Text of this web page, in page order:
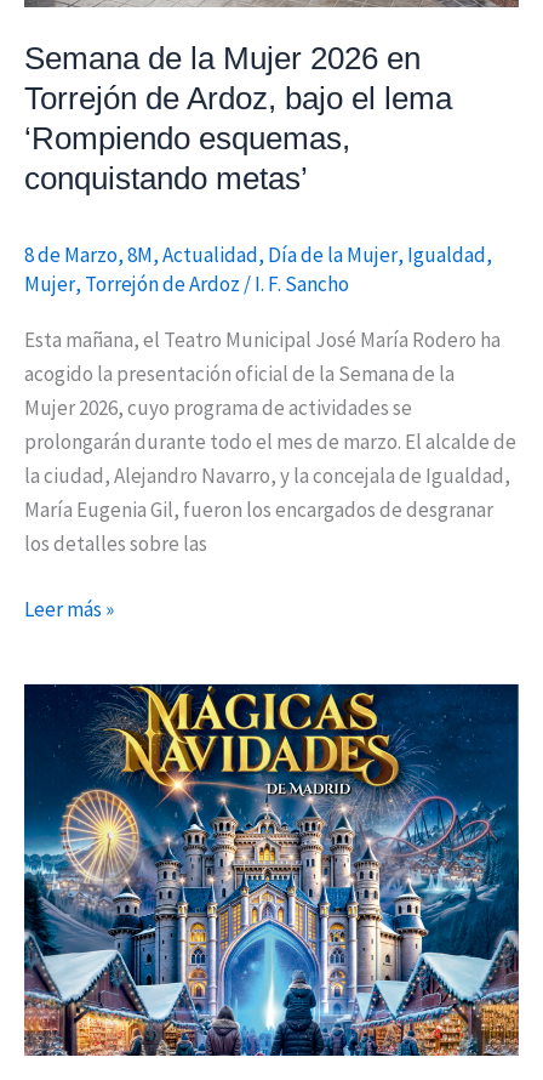
Semana de la Mujer 2026 en
Torrejón de Ardoz, bajo el lema
‘Rompiendo esquemas,
conquistando metas’
8 de Marzo,8M,Actualidad, Día de la Mujer, Igualdad,
Mujer, Torrejón de Ardoz /I. F. Sancho
Esta mañana, el Teatro Municipal José María Rodero ha
acogido la presentación oficial de la Semana de la
Mujer 2026, cuyo programa de actividades se
prolongarán durante todo el mes de marzo. El alcalde de
la ciudad, Alejandro Navarro, y la concejala de Igualdad,
María Eugenia Gil, fueron los encargados de desgranar
los detalles sobre las
‘Rompiendo
esquemas,
conquistando
metas’
Leer más »
Vuelve
Mágicas
Navidades
Torrejón
de
Ardoz